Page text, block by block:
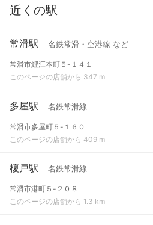
近くの駅
常滑駅 名鉄常滑・空港線 など
常滑市鯉江本町５-１４１
このページの店舗から 347 m
多屋駅 名鉄常滑線
常滑市多屋町５-１６０
このページの店舗から 409 m
榎戸駅 名鉄常滑線
常滑市港町５-２０８
このページの店舗から 1.3 km